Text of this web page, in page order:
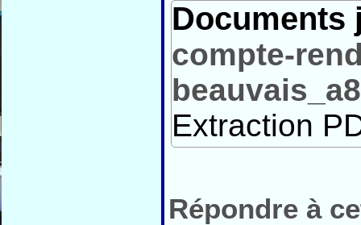
Documents
compte-
Extraction
Répondre à